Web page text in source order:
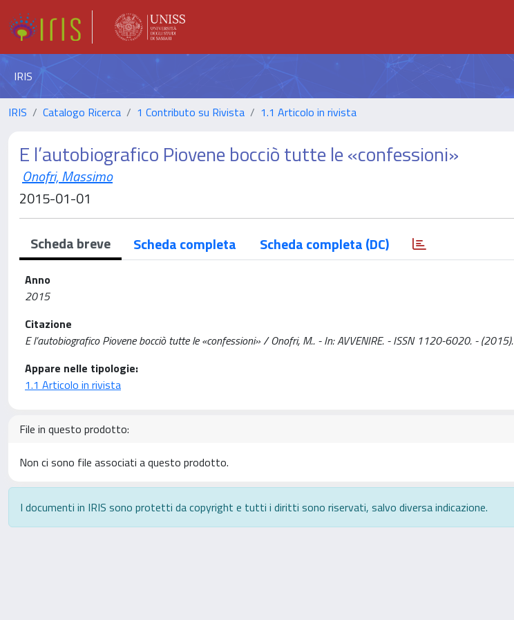
IRIS
IRIS Catalogo Ricerca 1 Contributo su Rivista 1.1 Articolo in rivista
E l’autobiografico Piovene bocciò tutte le «confessioni»
Onofri, Massimo
2015-01-01
Scheda breve Scheda completa Scheda completa (DC)
Anno
2015
Citazione
E l’autobiografico Piovene bocciò tutte le «confessioni» / Onofri, M.. - In: AVVENIRE. - ISSN 1120-6020. - (2015).
Appare nelle tipologie:
1.1 Articolo in rivista
File in questo prodotto:
Non ci sono file associati a questo prodotto.
I documenti in IRIS sono protetti da copyright e tutti i diritti sono riservati, salvo diversa indicazione.